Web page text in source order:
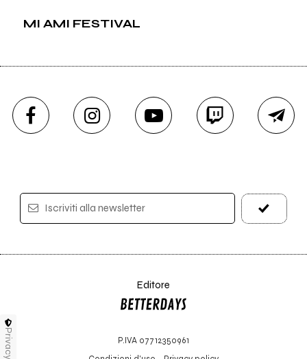
MI AMI FESTIVAL
Iscriviti alla newsletter
Editore
P.IVA 07712350961
Privacy